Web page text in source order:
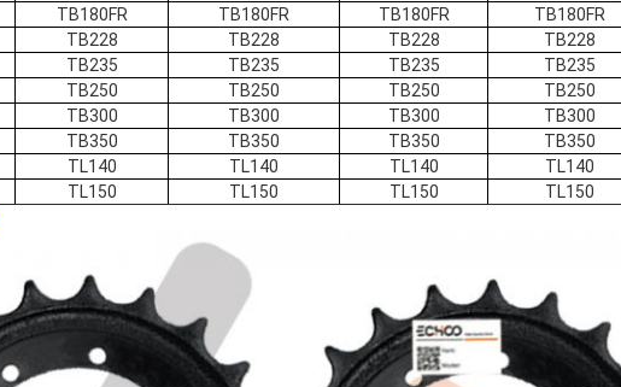
TB180FR TB180FR TB180FR
TB180FR
TB228 TB228 TB228
TB228
TB235 TB235 TB235
TB235
TB250 TB250 TB250
TB250
TB300 TB300 TB300
TB300
TB350 TB350 TB350
TB350
TL140 TL140 TL140
TL140
TL150 TL150 TL150 TL150